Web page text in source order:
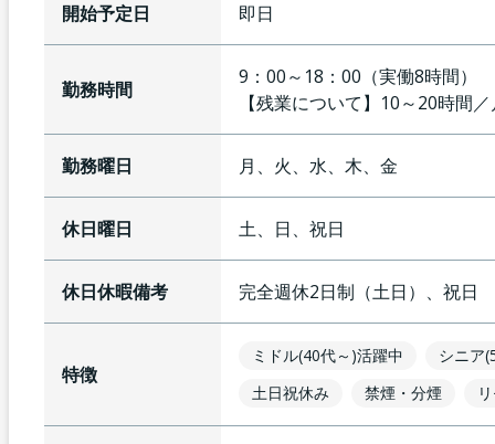
開始予定日 即日
勤務時間
9：00～18：00（実働8時間
【残業について】 10～20時間
勤務曜日 月、火、水、木、金
休日曜日 土、日、祝日
休日休暇備考 完全週休2日制（土日）、祝日
特徴
ミドル(40代～)活躍中
シニア
土日祝休み
禁煙・分煙